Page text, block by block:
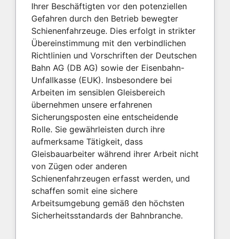
Ihrer Beschäftigten vor den potenziellen
Gefahren durch den Betrieb bewegter
Schienenfahrzeuge. Dies erfolgt in strikter
Übereinstimmung mit den verbindlichen
Richtlinien und Vorschriften der Deutschen
Bahn AG (DB AG) sowie der Eisenbahn-
Unfallkasse (EUK). Insbesondere bei
Arbeiten im sensiblen Gleisbereich
übernehmen unsere erfahrenen
Sicherungsposten eine entscheidende
Rolle. Sie gewährleisten durch ihre
aufmerksame Tätigkeit, dass
Gleisbauarbeiter während ihrer Arbeit nicht
von Zügen oder anderen
Schienenfahrzeugen erfasst werden, und
schaffen somit eine sichere
Arbeitsumgebung gemäß den höchsten
Sicherheitsstandards der Bahnbranche.